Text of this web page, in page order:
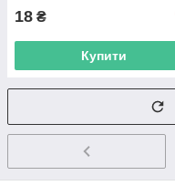
18 ₴
Купити